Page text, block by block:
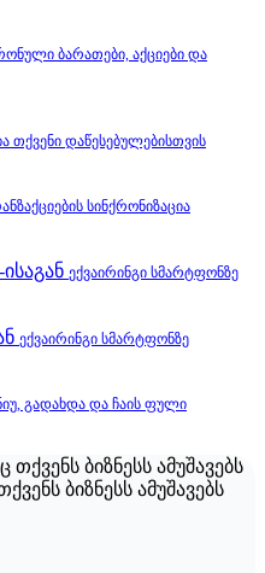
ბარათები, აქციები და
თქვენი დაწესებულებისთვის
სინქრონიზაცია
ექვაირინგი სმარტფონზე
ექვაირინგი სმარტფონზე
გადახდა და ჩაის ფული
ბიზნესს ამუშავებს